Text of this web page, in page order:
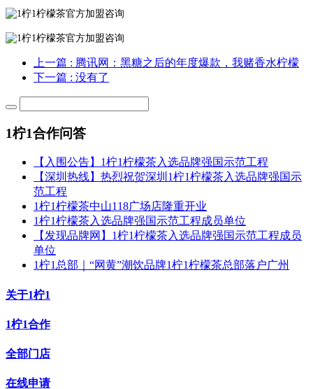
上一篇 : 腾讯网：黑糖之后的年度爆款，我赌香水柠檬
下一篇 : 没有了
1柠1合作问答
【入围公告】1柠1柠檬茶入选品牌强国示范工程
【深圳热线】热烈祝贺深圳1柠1柠檬茶入选品牌强国示
范工程
1柠1柠檬茶中山118广场店隆重开业
1柠1柠檬茶入选品牌强国示范工程成员单位
【发现品牌网】1柠1柠檬茶入选品牌强国示范工程成员
单位
1柠1总部｜“网黄”潮饮品牌1柠1柠檬茶总部落户广州
关于1柠1
1柠1合作
全部门店
在线申请